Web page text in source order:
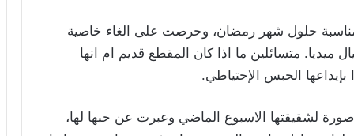
حلول شهر رمضان، وحرصت على الغاء خاصية
ميديا. متسائلين ما اذا كان المقطع قديم ام انها
الحبس الإحتياطي.
لشقيقتها الاسبوع الماضي وعبرت عن حبها لها،